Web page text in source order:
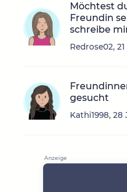
Möchtest
Freundin
schreibe
Redrose02,
gesucht
Kathi1998, 28